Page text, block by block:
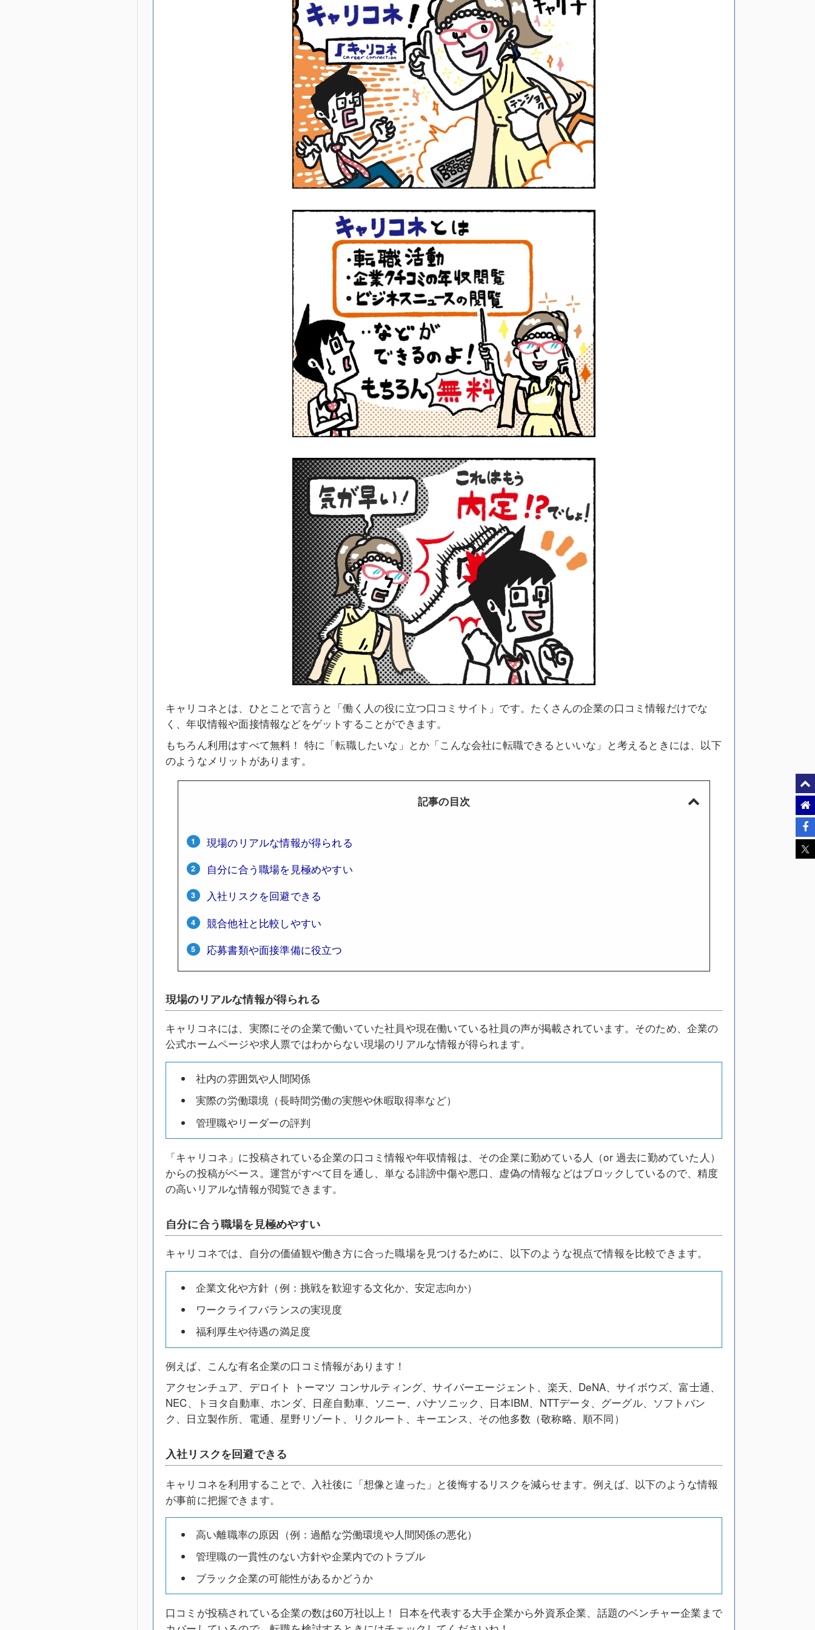
キャリコネとは、ひとことで言うと「働く人の役に立つ口コミサイト」です。たくさんの企業の口コミ情報だけでな
く、年収情報や面接情報などをゲットすることができます。
もちろん利用はすべて無料！ 特に「転職したいな」とか「こんな会社に転職できるといいな」と考えるときには、以下
のようなメリットがあります。
記事の目次
現場のリアルな情報が得られる
自分に合う職場を見極めやすい
入社リスクを回避できる
競合他社と比較しやすい
応募書類や面接準備に役立つ
現場のリアルな情報が得られる
キャリコネには、実際にその企業で働いていた社員や現在働いている社員の声が掲載されています。そのため、企業の
公式ホームページや求人票ではわからない現場のリアルな情報が得られます。
社内の雰囲気や人間関係
実際の労働環境（長時間労働の実態や休暇取得率など）
管理職やリーダーの評判
「キャリコネ」に投稿されている企業の口コミ情報や年収情報は、その企業に勤めている人（or 過去に勤めていた人）
からの投稿がベース。運営がすべて目を通し、単なる誹謗中傷や悪口、虚偽の情報などはブロックしているので、精度
の高いリアルな情報が閲覧できます。
自分に合う職場を見極めやすい
キャリコネでは、自分の価値観や働き方に合った職場を見つけるために、以下のような視点で情報を比較できます。
企業文化や方針（例：挑戦を歓迎する文化か、安定志向か）
ワークライフバランスの実現度
福利厚生や待遇の満足度
例えば、こんな有名企業の口コミ情報があります！
アクセンチュア、デロイト トーマツ コンサルティング、サイバーエージェント、楽天、DeNA、サイボウズ、富士通、
NEC、トヨタ自動車、ホンダ、日産自動車、ソニー、パナソニック、日本IBM、NTTデータ、グーグル、ソフトバン
ク、日立製作所、電通、星野リゾート、リクルート、キーエンス、その他多数（敬称略、順不同）
入社リスクを回避できる
キャリコネを利用することで、入社後に「想像と違った」と後悔するリスクを減らせます。例えば、以下のような情報
が事前に把握できます。
高い離職率の原因（例：過酷な労働環境や人間関係の悪化）
管理職の一貫性のない方針や企業内でのトラブル
ブラック企業の可能性があるかどうか
口コミが投稿されている企業の数は60万社以上！ 日本を代表する大手企業から外資系企業、話題のベンチャー企業まで